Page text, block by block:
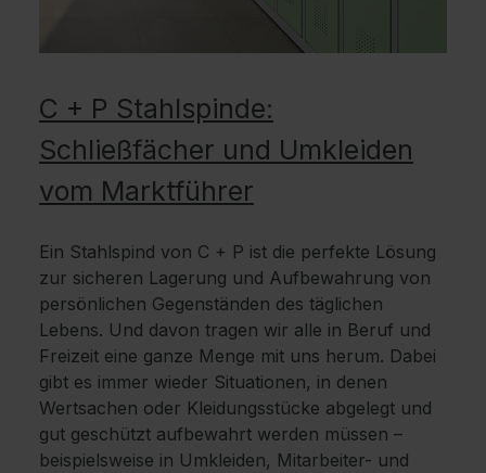
C + P Stahlspinde:
Schließfächer und Umkleiden
vom Marktführer
Ein Stahlspind von C + P ist die perfekte Lösung
zur sicheren Lagerung und Aufbewahrung von
persönlichen Gegenständen des täglichen
Lebens. Und davon tragen wir alle in Beruf und
Freizeit eine ganze Menge mit uns herum. Dabei
gibt es immer wieder Situationen, in denen
Wertsachen oder Kleidungsstücke abgelegt und
gut geschützt aufbewahrt werden müssen –
beispielsweise in Umkleiden, Mitarbeiter- und